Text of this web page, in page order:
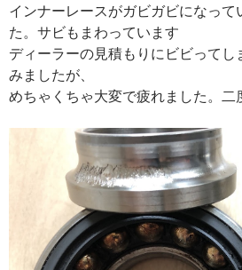
インナーレースがガビガビになって
た。サビもまわっています
ディーラーの見積もりにビビってし
みましたが、
めちゃくちゃ大変で疲れました。二